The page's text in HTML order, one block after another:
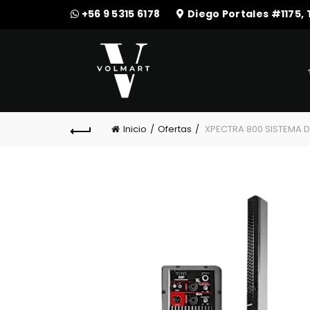
+56 9 5315 6178 Diego Portales #1175,
Inicio Ofertas XPECTRA 800 SISTEMA